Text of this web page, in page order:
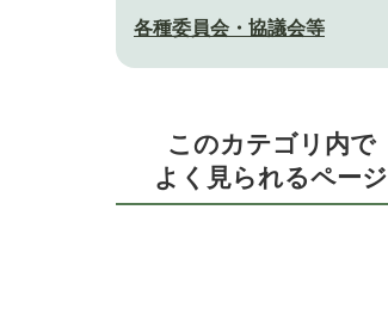
各種委員会・協議会等
このカテゴリ内で
よく見られるページ